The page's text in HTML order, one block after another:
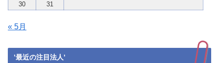
30
31
« 5月
’最近の注目法人’